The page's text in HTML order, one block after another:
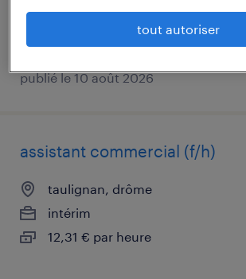
intérim
26 000 € par année
publié le 10 août 2026
assistant commercial (f/h)
taulignan, drôme
intérim
12,31 € par heure
tout autoriser